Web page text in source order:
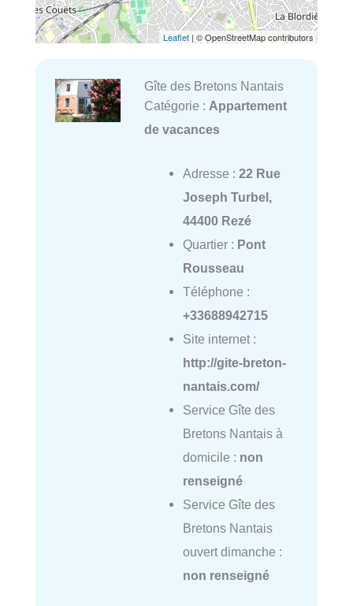
Leaflet | © OpenStreetMap contributors
Gîte des Bretons Nantais
Catégorie : Appartement
de vacances
Adresse : 22 Rue
Joseph Turbel,
44400 Rezé
Quartier : Pont
Rousseau
Téléphone :
+33688942715
Site internet :
http://gite-breton-
nantais.com/
Service Gîte des
Bretons Nantais à
domicile : non
renseigné
Service Gîte des
Bretons Nantais
ouvert dimanche :
non renseigné